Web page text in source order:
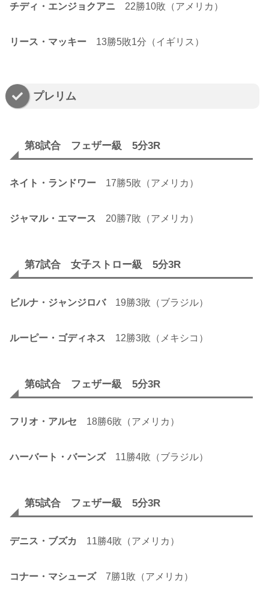
チディ・エンジョクアニ 22勝10敗（アメリカ）
リース・マッキー 13勝5敗1分（イギリス）
プレリム
第8試合 フェザー級 5分3R
ネイト・ランドワー 17勝5敗（アメリカ）
ジャマル・エマース 20勝7敗（アメリカ）
第7試合 女子ストロー級 5分3R
ビルナ・ジャンジロバ19勝3敗（ブラジル）
ルーピー・ゴディネス 12勝3敗（メキシコ）
第6試合 フェザー級 5分3R
フリオ・アルセ 18勝6敗（アメリカ）
ハーバート・バーンズ11勝4敗（ブラジル）
第5試合 フェザー級 5分3R
デニス・ブズカ 11勝4敗（アメリカ）
コナー・マシューズ7勝1敗（アメリカ）